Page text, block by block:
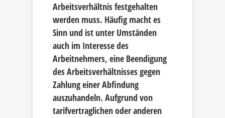
Arbeitsverhältnis festgehalten
werden muss. Häufig macht es
Sinn und ist unter Umständen
auch im Interesse des
Arbeitnehmers, eine Beendigung
des Arbeitsverhältnisses gegen
Zahlung einer Abfindung
auszuhandeln. Aufgrund von
tarifvertraglichen oder anderen